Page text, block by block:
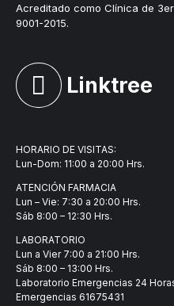
Acreditado como Clínica de
9001-2015.
Linktree
HORARIO DE VISITAS:
Lun-Dom: 11:00 a 20:00 Hrs.
ATENCIÓN FARMACIA
Lun – Vie: 7:30 a 20:00 Hrs.
Sáb 8:00 – 12:30 Hrs.
LABORATORIO
Lun a Vier 7:00 a 21:00 Hrs.
Sáb 8:00 – 13:00 Hrs.
Laboratorio Emergencias 24
Emergencias 61675431